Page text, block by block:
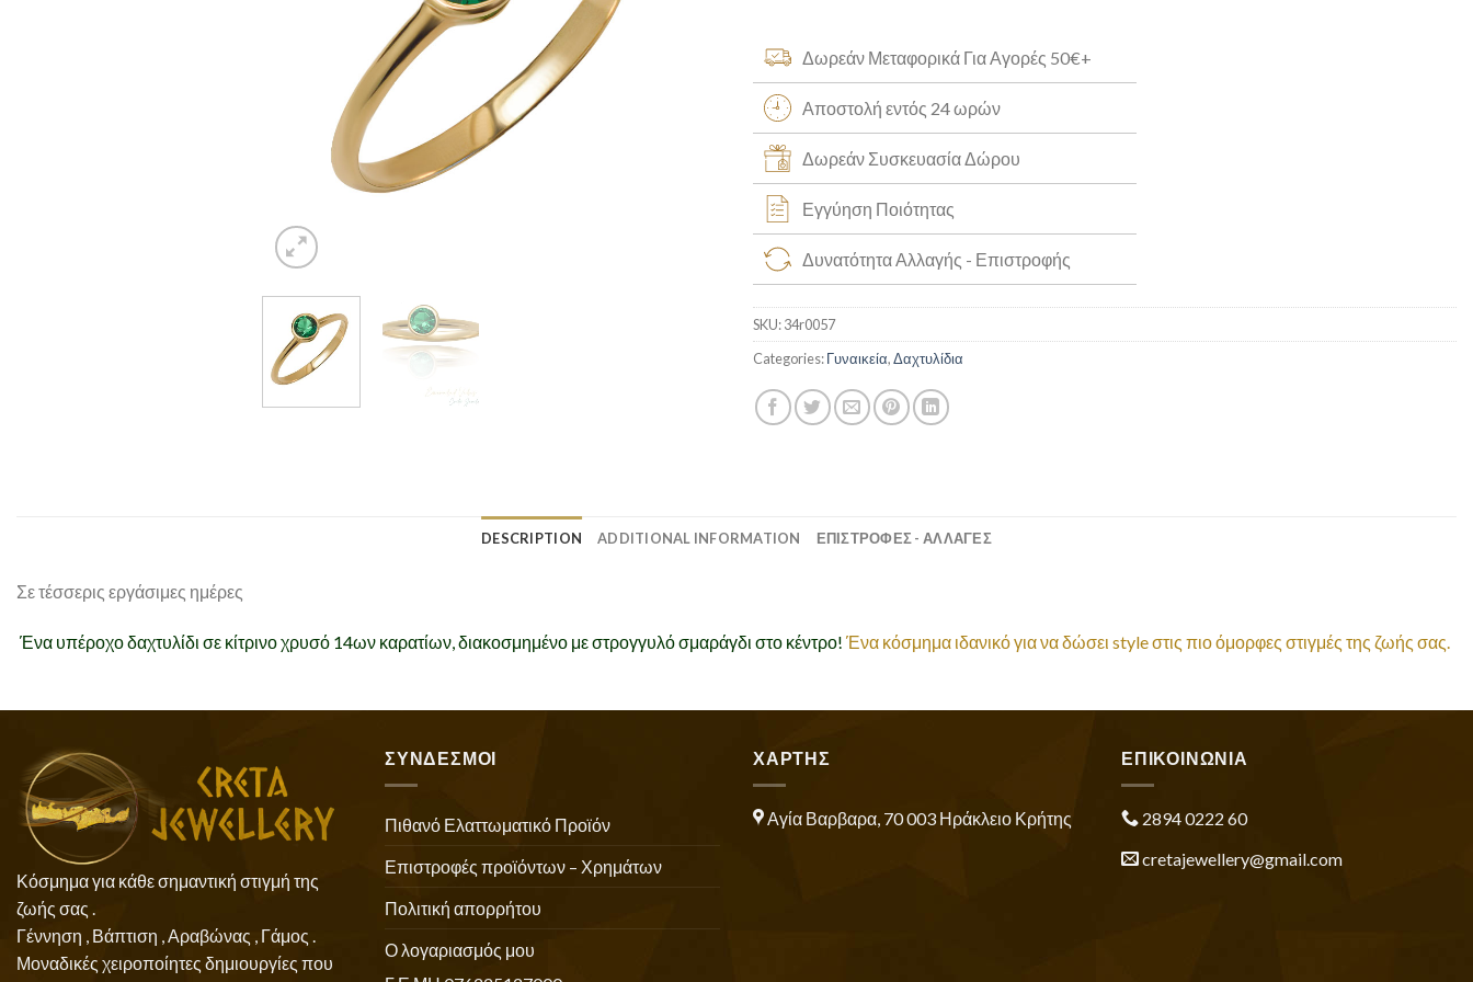
Δωρεάν Μεταφορικά Για Αγορές 50€+
Αποστολή εντός 24 ωρών
Δωρεάν Συσκευασία Δώρου
Εγγύηση Ποιότητας
Δυνατότητα Αλλαγής - Επιστροφής
SKU:34r0057
Categories:Γυναικεία,Δαχτυλίδια
DESCRIPTION ADDITIONAL INFORMATION ΕΠΙΣΤΡΟΦΕΣ - ΑΛΛΑΓΕΣ
Σε τέσσερις εργάσιμες ημέρες
Ένα υπέροχο δαχτυλίδι σε κίτρινο χρυσό 14ων καρατίων, διακοσμημένο με στρογγυλό σμαράγδι στο κέντρο! Ένα κόσμημα ιδανικό για να δώσει style στις πιο όμορφες στιγμές της ζωής σας.
Κόσμημα για κάθε σημαντική στιγμή της
ζωής σας .
Γέννηση , Βάπτιση , Αραβώνας , Γάμος .
Μοναδικές χειροποίητες δημιουργίες που
ΣΥΝΔΕΣΜΟΙ
Πιθανό Ελαττωματικό Προϊόν
Επιστροφές προϊόντων – Χρημάτων
Πολιτική απορρήτου
Ο λογαριασμός μου
ΧΑΡΤΗΣ
Αγία Βαρβαρα, 70 003 Ηράκλειο Κρήτης
ΕΠΙΚΟΙΝΩΝΙΑ
2894 0222 60
cretajewellery@gmail.com